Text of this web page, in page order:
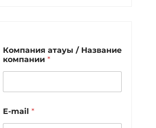
Компания атауы / Название
компании *
E-mail *